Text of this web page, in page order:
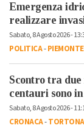
Emergenza
realizzare
Sabato, 8 Agosto 2026 -
POLITICA-PIEMONTE
Scontro tra
centauri sono
Sabato, 8 Agosto 2026 -
CRONACA-TORTONA